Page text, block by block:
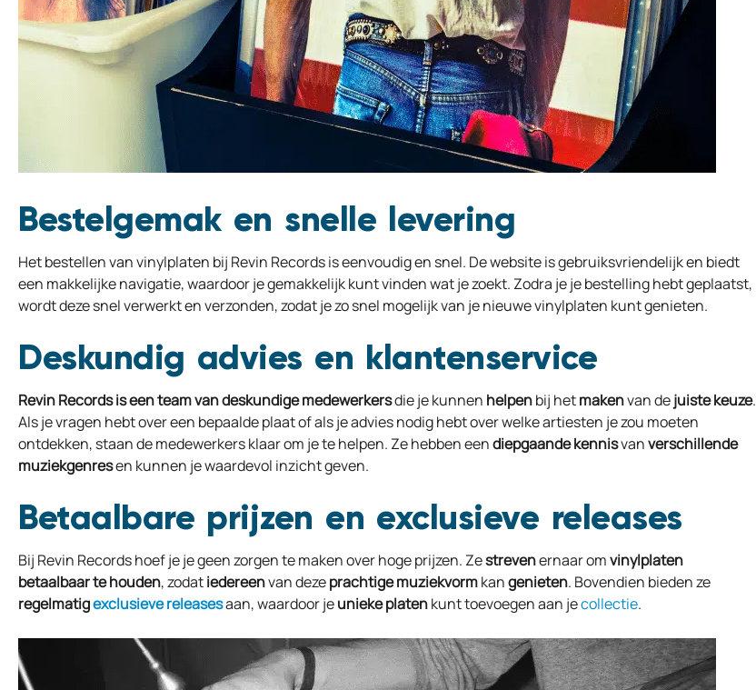
Bestelgemak en snelle levering
Het bestellen van vinylplaten bij Revin Records is eenvoudig en snel. De website is gebruiksvriendelijk en biedt
een makkelijke navigatie, waardoor je gemakkelijk kunt vinden wat je zoekt. Zodra je je bestelling hebt geplaatst,
wordt deze snel verwerkt en verzonden, zodat je zo snel mogelijk van je nieuwe vinylplaten kunt genieten.
Deskundig advies en klantenservice
Revin Records is een team van deskundige medewerkersdie je kunnen helpenbij hetmakenvan dejuistekeuze.
Als je vragen hebt over een bepaalde plaat of als je advies nodig hebt over welke artiesten je zou moeten
ontdekken, staan de medewerkers klaar om je te helpen. Ze hebben eendiepgaandekennisvanverschillende
muziekgenresen kunnen je waardevol inzicht geven.
Betaalbare prijzen en exclusieve releases
Bij Revin Records hoef je je geen zorgen te maken over hoge prijzen. Zestrevenernaar omvinylplaten
betaalbaartehouden, zodatiedereenvan dezeprachtigemuziekvormkangenieten. Bovendien bieden ze
regelmatigexclusievereleasesaan, waardoor jeuniekeplatenkunt toevoegen aan jecollectie.